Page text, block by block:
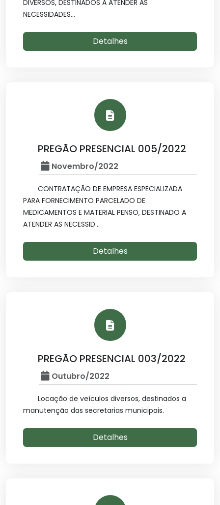
DIVERSOS, DESTINADOS A ATENDER AS
NECESSIDADES...
Detalhes
PREGÃO PRESENCIAL 005/2022
Novembro/2022
CONTRATAÇÃO DE EMPRESA ESPECIALIZADA
PARA FORNECIMENTO PARCELADO DE
MEDICAMENTOS E MATERIAL PENSO, DESTINADO A
ATENDER AS NECESSID...
Detalhes
PREGÃO PRESENCIAL 003/2022
Outubro/2022
Locação de veículos diversos, destinados a
manutenção das secretarias municipais.
Detalhes